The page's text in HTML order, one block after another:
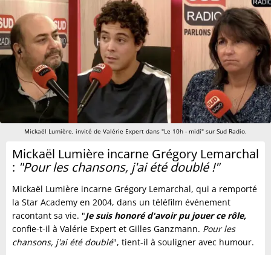
Mickaël Lumière, invité de Valérie Expert dans "Le 10h - midi" sur Sud Radio.
Mickaël Lumière incarne Grégory Lemarchal
: "Pour les chansons, j'ai été doublé !"
Mickaël Lumière incarne Grégory Lemarchal, qui a remporté
la Star Academy en 2004, dans un téléfilm événement
racontant sa vie. "Je suis honoré d'avoir pu jouer ce rôle,
confie-t-il à Valérie Expert et Gilles Ganzmann. Pour les
chansons, j'ai été doublé", tient-il à souligner avec humour.